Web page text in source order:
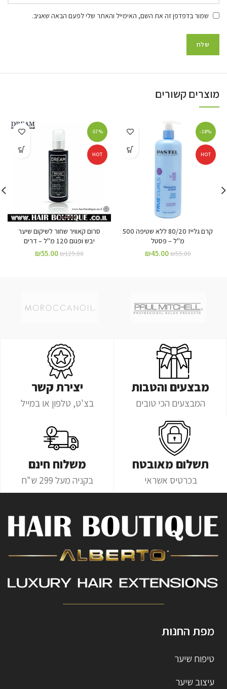
שמור בדפדפן זה את השם, האימייל והאתר שלי לפעם הבאה שאגיב.
מוצרים קשורים
-18%
HOT
קרם גלייז 80/20 ללא שטיפה 500
מ"ל – פסטל
₪55.00
₪45.00
-57%
HOT
סרום קאוויר שחור לשיקום שיער
יבש ופגום 120 מ"ל – דרים
₪129.00
₪55.00
מבצעים והטבות
המבצעים הכי טובים
יצירת קשר
בצ'ט, טלפון או במייל
תשלום מאובטח
בכרטיס אשראי
משלוח חינם
בקניה מעל 299 ש"ח
מפת החנות
טיפוח שיער
עיצוב שיער